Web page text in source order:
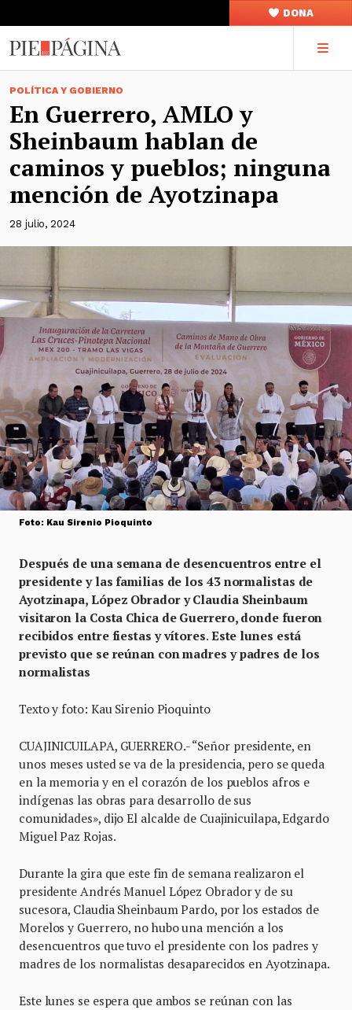
DONA
POLÍTICA Y GOBIERNO
En Guerrero, AMLO y
Sheinbaum hablan de
caminos y pueblos; ninguna
mención de Ayotzinapa
28 julio, 2024
Foto: Kau Sirenio Pioquinto
Después de una semana de desencuentros entre el
presidente y las familias de los 43 normalistas de
Ayotzinapa, López Obrador y Claudia Sheinbaum
visitaron la Costa Chica de Guerrero, donde fueron
recibidos entre fiestas y vítores. Este lunes está
previsto que se reúnan con madres y padres de los
normalistas
Texto y foto: Kau Sirenio Pioquinto
CUAJINICUILAPA, GUERRERO.- “Señor presidente, en
unos meses usted se va de la presidencia, pero se queda
en la memoria y en el corazón de los pueblos afros e
indígenas las obras para desarrollo de sus
comunidades», dijo El alcalde de Cuajinicuilapa, Edgardo
Miguel Paz Rojas.
Durante la gira que este fin de semana realizaron el
presidente Andrés Manuel López Obrador y de su
sucesora, Claudia Sheinbaum Pardo, por los estados de
Morelos y Guerrero, no hubo una mención a los
desencuentros que tuvo el presidente con los padres y
madres de los normalistas desaparecidos en Ayotzinapa.
Este lunes se espera que ambos se reúnan con las